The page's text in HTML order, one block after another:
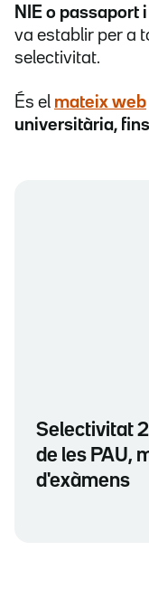
NIE o passaport
va establir per a
selectivitat.
És el mateix web
universitària,
Selectivitat
de les PAU,
d'exàmens